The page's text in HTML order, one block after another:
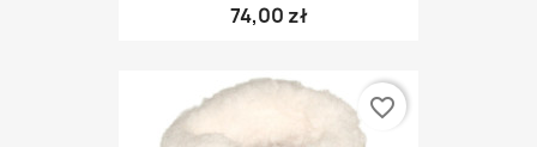
74,00 zł
favorite_border